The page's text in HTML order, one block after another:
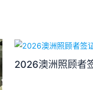
2026澳洲照顾者